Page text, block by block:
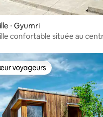
⋅ Gyumri
confortable située au
voyageurs
voyageurs